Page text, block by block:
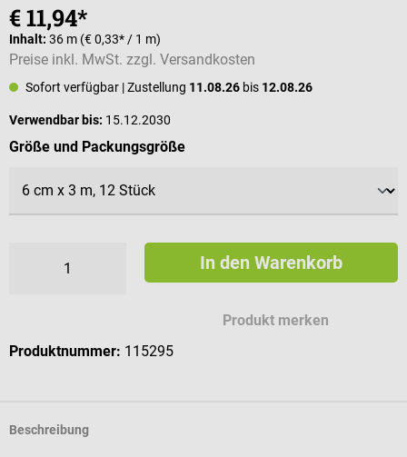
€ 11,94*
Inhalt: 36 m (€ 0,33* / 1 m)
Preise inkl. MwSt. zzgl. Versandkosten
Sofort verfügbar | Zustellung 11.08.26 bis 12.08.26
Verwendbar bis: 15.12.2030
Größe und Packungsgrößeauswählen
In den Warenkorb
Produkt merken
Produktnummer: 115295
Beschreibung